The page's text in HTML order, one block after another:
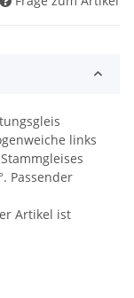
links
Passender
Artikel ist